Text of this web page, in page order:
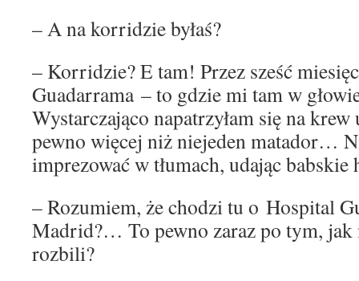
– A na korridzie byłaś?
– Korridzie? E tam! Przez sześć
Guadarrama – to gdzie mi tam w
Wystarczająco napatrzyłam się na
pewno więcej niż niejeden matador…
imprezować w tłumach, udając
– Rozumiem, że chodzi tu o Hospital
Madrid?… To pewno zaraz po tym, jak
rozbili?